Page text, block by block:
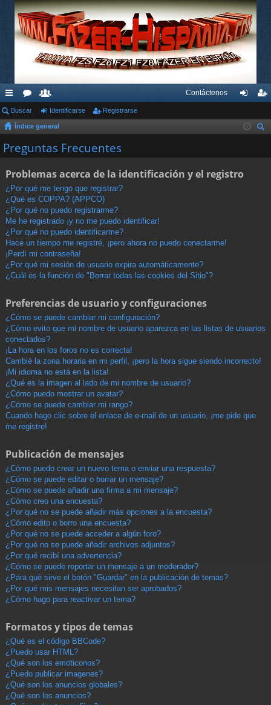
nl
ac
es
do
s
or
os
su
ari
os
Contáctenos
nti ist
Buscar Identificarse Registrarse
Índice general
Preguntas Frecuentes
Problemas acerca de la identificación y el registro
¿Por qué me tengo que registrar?
¿Qué es COPPA? (APPCO)
¿Por qué no puedo registrarme?
Me he registrado ¡y no me puedo identificar!
¿Por qué no puedo identificarme?
Hace un tiempo me registré, ¡pero ahora no puedo conectarme!
¡Perdí mi contraseña!
¿Por qué mi sesión de usuario expira automáticamente?
¿Cuál es la función de "Borrar todas las cookies del Sitio"?
Preferencias de usuario y configuraciones
¿Cómo se puede cambiar mi configuración?
¿Cómo evito que mi nombre de usuario aparezca en las listas de usuarios
conectados?
¡La hora en los foros no es correcta!
Cambié la zona horaria en mi perfil, ¡pero la hora sigue siendo incorrecto!
¡Mi idioma no está en la lista!
¿Qué es la imagen al lado de mi nombre de usuario?
¿Cómo puedo mostrar un avatar?
¿Cómo se puede cambiar mi rango?
Cuando hago clic sobre el enlace de e-mail de un usuario, ¡me pide que
me registre!
Publicación de mensajes
¿Cómo puedo crear un nuevo tema o enviar una respuesta?
¿Cómo se puede editar o borrar un mensaje?
¿Cómo se puede añadir una firma a mi mensaje?
¿Cómo creo una encuesta?
¿Por qué no se puede añadir más opciones a la encuesta?
¿Cómo edito o borro una encuesta?
¿Por qué no se puede acceder a algún foro?
¿Por qué no se puede añadir archivos adjuntos?
¿Por qué recibí una advertencia?
¿Cómo se puede reportar un mensaje a un moderador?
¿Para qué sirve el botón "Guardar" en la publicación de temas?
¿Por qué mis mensajes necesitan ser aprobados?
¿Cómo hago para reactivar un tema?
Formatos y tipos de temas
¿Qué es el código BBCode?
¿Puedo usar HTML?
¿Qué son los emoticonos?
¿Puedo publicar imagenes?
¿Qué son los anuncios globales?
¿Qué son los anuncios?